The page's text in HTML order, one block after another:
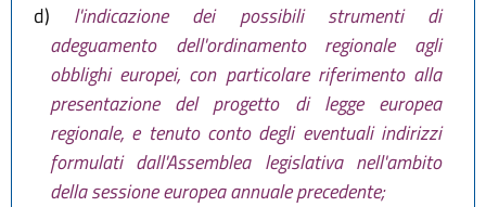
d)
l'indicazione dei possibili strumenti di
adeguamento dell'ordinamento regionale agli
obblighi europei, con particolare riferimento alla
presentazione del progetto di legge europea
regionale, e tenuto conto degli eventuali indirizzi
formulati dall'Assemblea legislativa nell'ambito
della sessione europea annuale precedente;